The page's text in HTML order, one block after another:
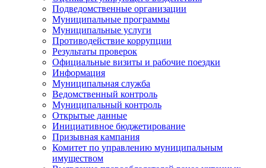
Подведомственные организации
Муниципальные программы
Муниципальные услуги
Противодействие коррупции
Результаты проверок
Официальные визиты и рабочие поездки
Информация
Муниципальная служба
Ведомственный контроль
Муниципальный контроль
Открытые данные
Инициативное бюджетирование
Призывная кампания
Комитет по управлению муниципальным
имуществом